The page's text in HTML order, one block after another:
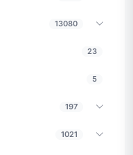
13080
23
5
197
1021